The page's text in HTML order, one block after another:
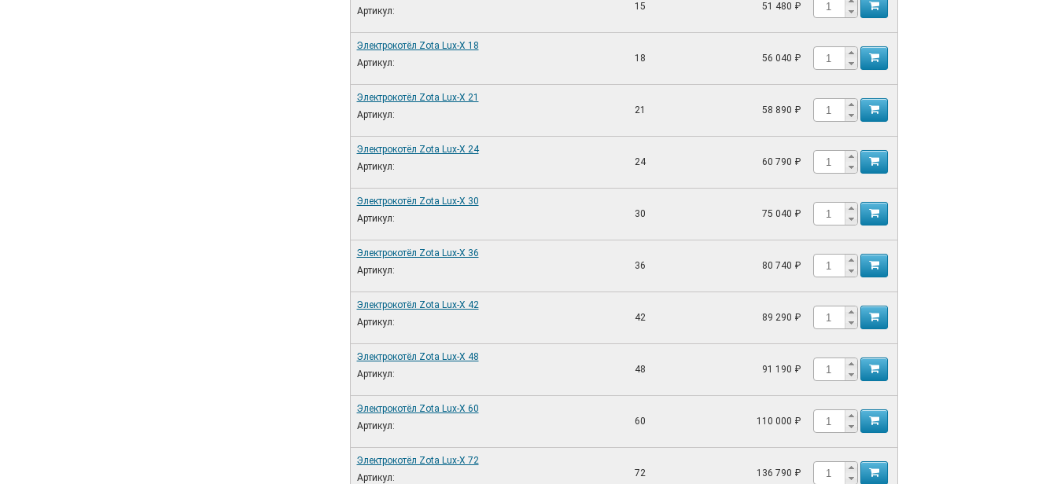
Артикул:
15 51 480 ₽
Электрокотёл Zota Lux-X 18
Артикул:
18 56 040 ₽
Электрокотёл Zota Lux-X 21
Артикул:
21 58 890 ₽
Электрокотёл Zota Lux-X 24
Артикул:
24 60 790 ₽
Электрокотёл Zota Lux-X 30
Артикул:
30 75 040 ₽
Электрокотёл Zota Lux-X 36
Артикул:
36 80 740 ₽
Электрокотёл Zota Lux-X 42
Артикул:
42 89 290 ₽
Электрокотёл Zota Lux-X 48
Артикул:
48 91 190 ₽
Электрокотёл Zota Lux-X 60
Артикул:
60 110 000 ₽
Электрокотёл Zota Lux-X 72
Артикул:
72 136 790 ₽